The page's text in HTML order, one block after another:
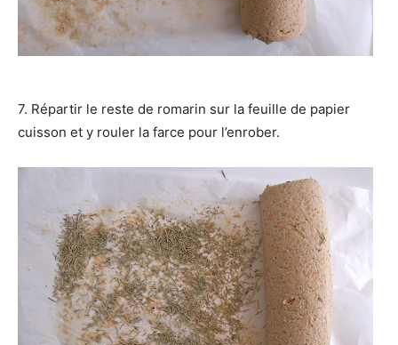
7. Répartir le reste de romarin sur la feuille de papier
cuisson et y rouler la farce pour l’enrober.